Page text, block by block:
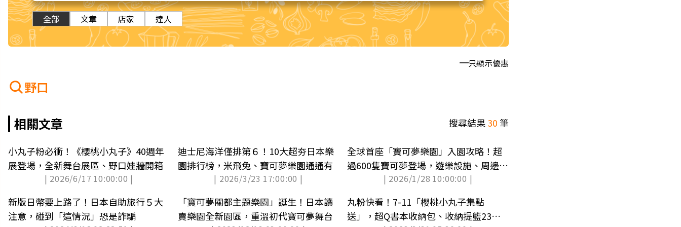
全部 文章 店家 達人
只顯示優惠
野口
相關文章 搜尋結果30筆
小丸子粉必衝！《櫻桃小丸子》40週年
展登場，全新舞台展區、野口娃牆開箱
| 2026/6/17 10:00:00 |
迪士尼海洋僅排第６！10大超夯日本樂
園排行榜，米飛兔、寶可夢樂園通通有
| 2026/3/23 17:00:00 |
全球首座「寶可夢樂園」入園攻略！超
過600隻寶可夢登場，遊樂設施、周邊票
| 2026/1/28 10:00:00 |
新版日幣要上路了！日本自助旅行５大
注意，碰到「這情況」恐是詐騙
「寶可夢關都主題樂園」誕生！日本讀
賣樂園全新園區，重溫初代寶可夢舞台
丸粉快看！7-11「櫻桃小丸子集點
送」，超Q書本收納包、收納提籃23款